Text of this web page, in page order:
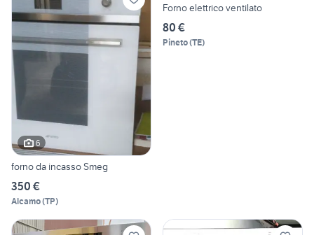
6
forno da incasso Smeg
350 €
Alcamo(TP)
Forno elettrico ventilato
80 €
Pineto(TE)